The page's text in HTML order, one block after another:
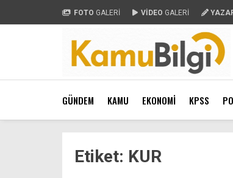
FOTO GALERİ VİDEO GALERİ
GÜNDEM KAMU EKONOMİ KPSS
Etiket: KUR